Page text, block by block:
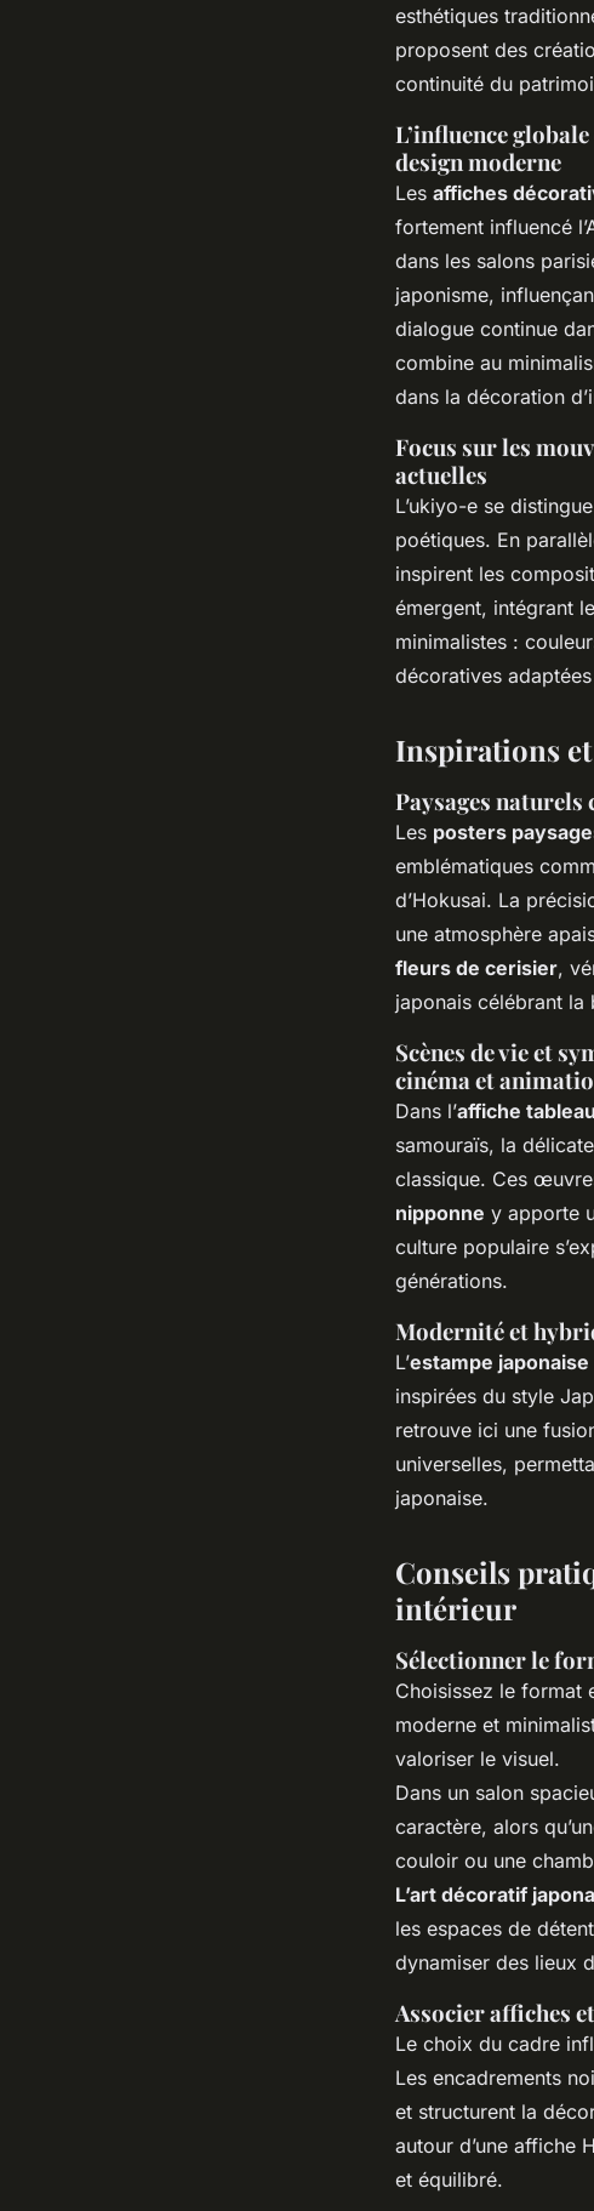
esthétiques
proposent des
continuité du
L’influence
design moderne
Les affiches
fortement influencé
dans les salons
japonisme,
dialogue continue
combine au
dans la décoration
Focus sur les
actuelles
L’ukiyo-e se
poétiques. En
inspirent les
émergent, intégrant
minimalistes :
décoratives
Inspirations
Paysages naturels
Les posters
emblématiques
d’Hokusai. La
une atmosphère
fleurs de cerisier,
japonais célébrant la
Scènes de vie et
cinéma et
Dans l’affiche
samouraïs, la
classique. Ces
nipponne y apporte
culture populaire
générations.
Modernité et
L’estampe
inspirées du style
retrouve ici une
universelles,
japonaise.
Conseils
intérieur
Sélectionner le
Choisissez le format
moderne et
valoriser le visuel.
Dans un salon
caractère, alors
couloir ou une
L’art décoratif
les espaces de
dynamiser des lieux
Associer affiches
Le choix du cadre
Les encadrements
et structurent la
autour d’une affiche
et équilibré.